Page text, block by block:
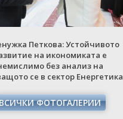
Петкова: Устойчивото
на икономиката е
без анализ на
се в сектор Енергетика
ФОТОГАЛЕРИИ